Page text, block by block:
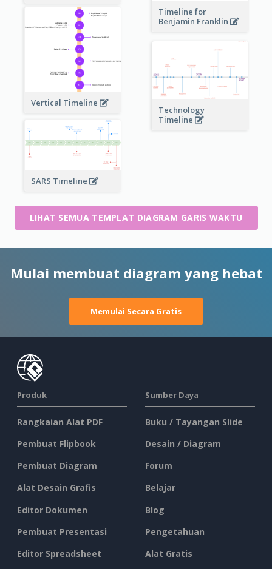
Timeline for
Benjamin Franklin
Vertical Timeline
Technology
Timeline
SARS Timeline
LIHAT SEMUA TEMPLAT DIAGRAM GARIS WAKTU
Mulai membuat diagram yang hebat
Memulai Secara Gratis
Produk
Rangkaian Alat PDF
Pembuat Flipbook
Pembuat Diagram
Alat Desain Grafis
Editor Dokumen
Pembuat Presentasi
Editor Spreadsheet
Sumber Daya
Buku / Tayangan Slide
Desain / Diagram
Forum
Belajar
Blog
Pengetahuan
Alat Gratis